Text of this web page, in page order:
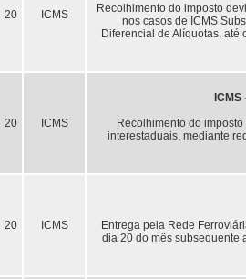
20 ICMS
Recolhimento do imposto
nos casos de ICMS
Diferencial de Alíquotas,
20 ICMS
Recolhimento do
interestaduais, mediante
20 ICMS
Entrega pela Rede
dia 20 do mês subsequente